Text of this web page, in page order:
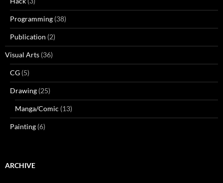
Programming (38)
Publication (2)
Visual Arts (36)
CG (5)
Drawing (25)
Manga/Comic (13)
Painting (6)
ARCHIVE